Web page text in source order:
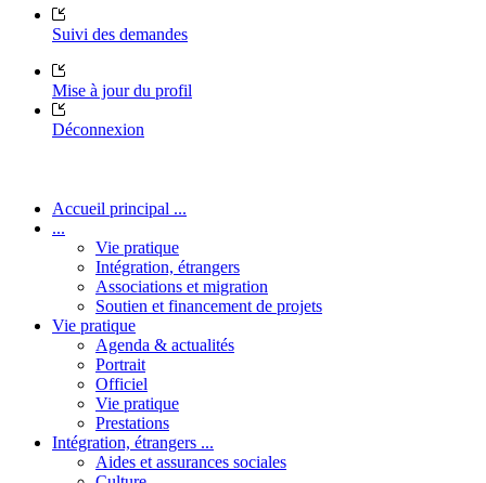
Suivi des demandes
Mise à jour du profil
Déconnexion
Accueil principal ...
...
Vie pratique
Intégration, étrangers
Associations et migration
Soutien et financement de projets
Vie pratique
Agenda & actualités
Portrait
Officiel
Vie pratique
Prestations
Intégration, étrangers ...
Aides et assurances sociales